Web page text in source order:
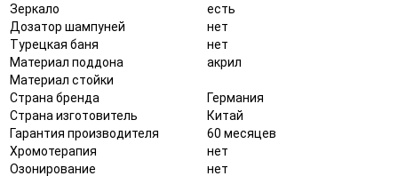
Зеркало
есть
Дозатор шампуней
нет
Турецкая баня
нет
Материал поддона
акрил
Материал стойки
Страна бренда
Германия
Страна изготовитель
Китай
Гарантия производителя
60 месяцев
Хромотерапия
нет
Озонирование
нет